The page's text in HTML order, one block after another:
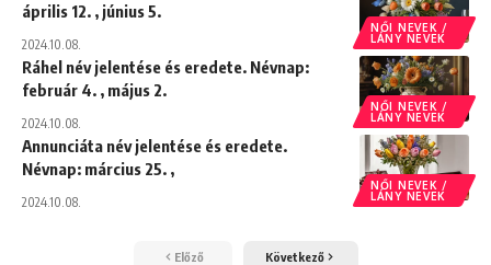
NŐI NEVEK /
LÁNY NEVEK
április 12. , június 5.
2024.10.08.
NŐI NEVEK /
LÁNY NEVEK
Ráhel név jelentése és eredete. Névnap:
február 4. , május 2.
2024.10.08.
NŐI NEVEK /
LÁNY NEVEK
Annunciáta név jelentése és eredete.
Névnap: március 25. ,
2024.10.08.
Előző Következő